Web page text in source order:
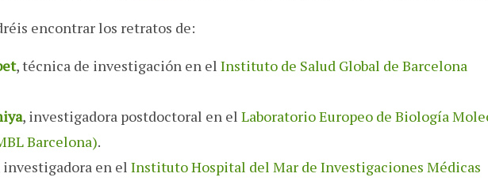
encontrar los retratos de:
, técnica de investigación en el Instituto de Salud Global de Barcelona
, investigadora postdoctoral en el Laboratorio Europeo de Biología
Barcelona).
investigadora en el Instituto Hospital del Mar de Investigaciones Médicas